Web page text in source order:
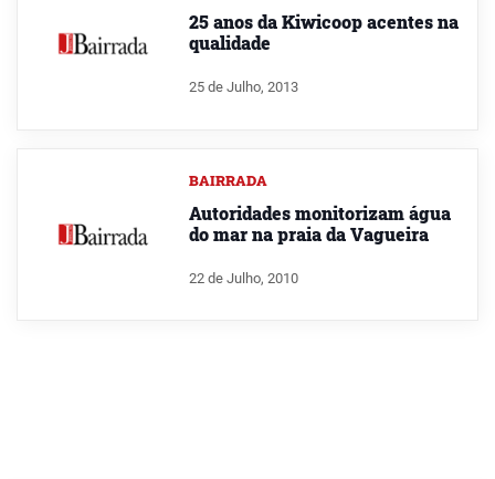
25 anos da Kiwicoop acentes na
qualidade
25 de Julho, 2013
BAIRRADA
Autoridades monitorizam água
do mar na praia da Vagueira
22 de Julho, 2010